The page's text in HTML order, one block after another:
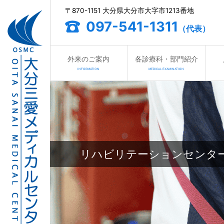
〒870-1151 大分県大分市大字市1213番地
097-541-1311 （代表）
外来のご案内
INFORMATION
各診療科・部門紹介
MEDICAL EXAMINATION
リハビリテーションセンタ